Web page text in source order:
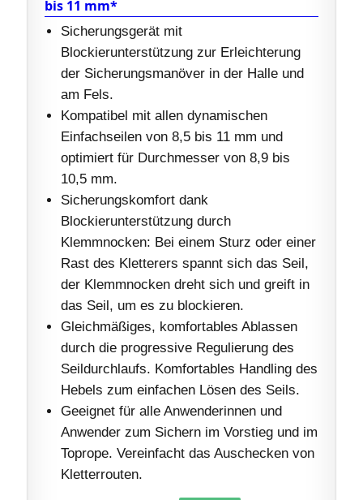
bis 11 mm*
Sicherungsgerät mit
Blockierunterstützung zur Erleichterung
der Sicherungsmanöver in der Halle und
am Fels.
Kompatibel mit allen dynamischen
Einfachseilen von 8,5 bis 11 mm und
optimiert für Durchmesser von 8,9 bis
10,5 mm.
Sicherungskomfort dank
Blockierunterstützung durch
Klemmnocken: Bei einem Sturz oder einer
Rast des Kletterers spannt sich das Seil,
der Klemmnocken dreht sich und greift in
das Seil, um es zu blockieren.
Gleichmäßiges, komfortables Ablassen
durch die progressive Regulierung des
Seildurchlaufs. Komfortables Handling des
Hebels zum einfachen Lösen des Seils.
Geeignet für alle Anwenderinnen und
Anwender zum Sichern im Vorstieg und im
Toprope. Vereinfacht das Auschecken von
Kletterrouten.